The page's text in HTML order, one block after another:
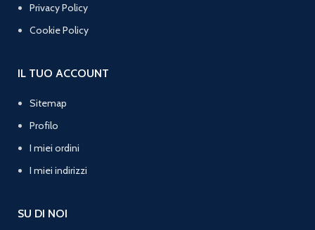
Privacy Policy
Cookie Policy
IL TUO ACCOUNT
Sitemap
Profilo
I miei ordini
I miei indirizzi
SU DI NOI